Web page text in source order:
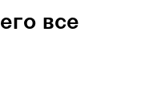
все